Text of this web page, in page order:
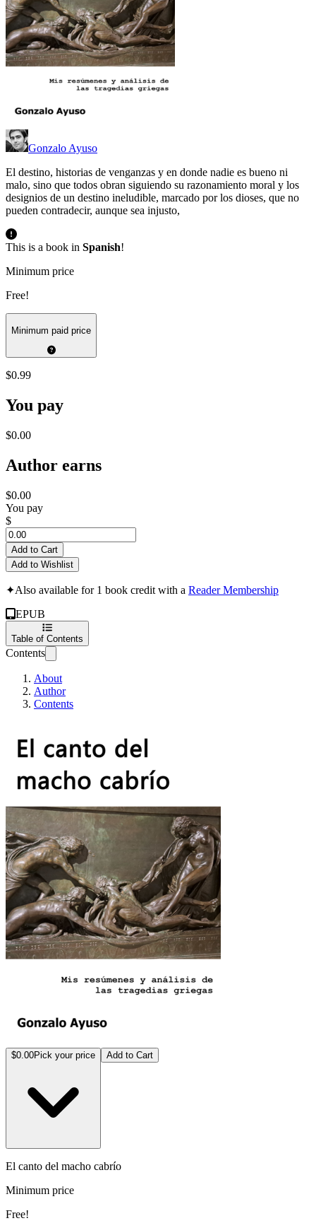
Gonzalo Ayuso
El destino, historias de venganzas y en donde nadie es bueno ni
malo, sino que todos obran siguiendo su razonamiento moral y los
designios de un destino ineludible, marcado por los dioses, que no
pueden contradecir, aunque sea injusto,
This is a book in Spanish!
Minimum price
Free!
Minimum paid price
$0.99
You pay
$0.00
Author earns
$0.00
You pay
$
Add to Cart
Add to Wishlist
✦Also available for 1 book credit with a Reader Membership
EPUB
Table of Contents
Contents
About
Author
Contents
$0.00Pick your price Add to Cart
El canto del macho cabrío
Minimum price
Free!